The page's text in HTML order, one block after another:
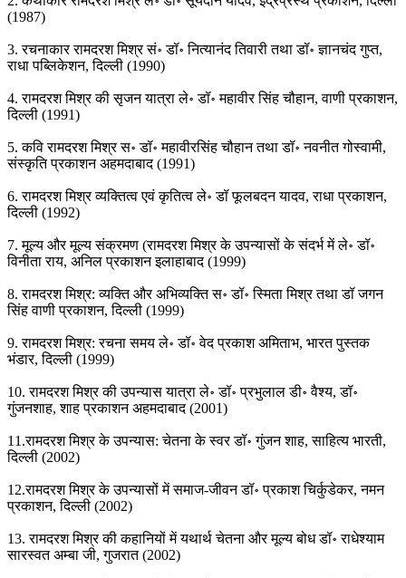
(1987)
3. रचनाकार रामदरश मिश्र सं॰ डॉ॰ नित्यानंद तिवारी तथा डॉ॰ ज्ञानचंद गुप्त,
राधा पब्लिकेशन, दिल्ली (1990)
4. रामदरश मिश्र की सृजन यात्रा ले॰ डॉ॰ महावीर सिंह चौहान, वाणी प्रकाशन,
दिल्ली (1991)
5. कवि रामदरश मिश्र स॰ डॉ॰ महावीरसिंह चौहान तथा डॉ॰ नवनीत गोस्वामी,
संस्कृति प्रकाशन अहमदाबाद (1991)
6. रामदरश मिश्र व्यक्तित्व एवं कृतित्व ले॰ डॉ फूलबदन यादव, राधा प्रकाशन,
दिल्ली (1992)
7. मूल्य और मूल्य संक्रमण (रामदरश मिश्र के उपन्यासों के संदर्भ में ले॰ डॉ॰
विनीता राय, अनिल प्रकाशन इलाहाबाद (1999)
8. रामदरश मिश्र: व्यक्ति और अभिव्यक्ति स॰ डॉ॰ स्मिता मिश्र तथा डॉ जगन
सिंह वाणी प्रकाशन, दिल्ली (1999)
9. रामदरश मिश्र: रचना समय ले॰ डॉ॰ वेद प्रकाश अमिताभ, भारत पुस्तक
भंडार, दिल्ली (1999)
10. रामदरश मिश्र की उपन्यास यात्रा ले॰ डॉ॰ प्रभुलाल डी॰ वैश्य, डॉ॰
गुंजनशाह, शाह प्रकाशन अहमदाबाद (2001)
11.रामदरश मिश्र के उपन्यास: चेतना के स्वर डॉ॰ गुंजन शाह, साहित्य भारती,
दिल्ली (2002)
12.रामदरश मिश्र के उपन्यासों में समाज-जीवन डॉ॰ प्रकाश चिर्कुडेकर, नमन
प्रकाशन, दिल्ली (2002)
13. रामदरश मिश्र की कहानियों में यथार्थ चेतना और मूल्य बोध डॉ॰ राधेश्याम
सारस्वत अम्बा जी, गुजरात (2002)